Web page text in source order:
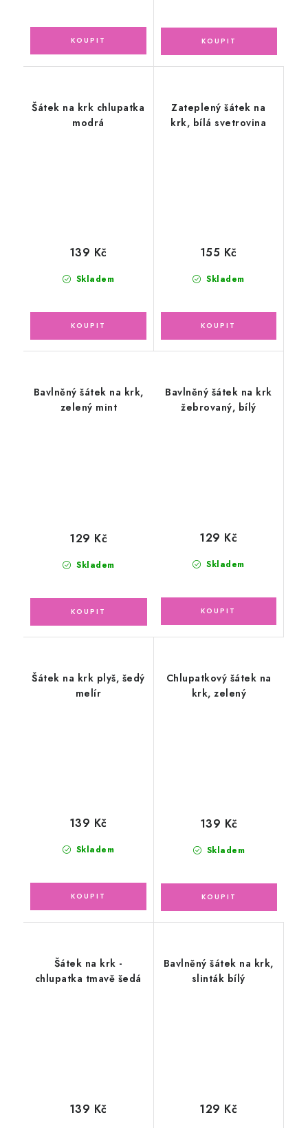
Šátek na krk chlupatka
modrá
Skladem
139 Kč
Zateplený šátek na
krk, bílá svetrovina
Skladem
155 Kč
Bavlněný šátek na krk,
zelený mint
Skladem
129 Kč
Bavlněný šátek na krk
žebrovaný, bílý
Skladem
129 Kč
Šátek na krk plyš, šedý
melír
Skladem
139 Kč
Chlupatkový šátek na
krk, zelený
Skladem
139 Kč
Šátek na krk -
chlupatka tmavě šedá
139 Kč
Bavlněný šátek na krk,
slinták bílý
129 Kč